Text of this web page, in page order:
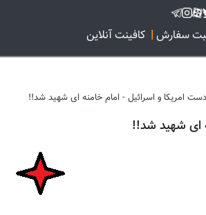
|سفارش کافینت آنلاین
دست امریکا و اسرائیل - امام خامنه ای شهید شد!!
ای شهید شد!!